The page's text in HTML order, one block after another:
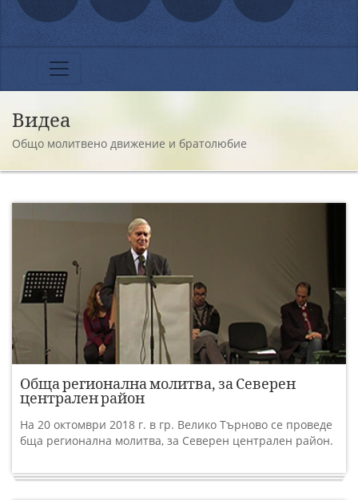
Видеа
Общо молитвено движение и братолюбие
Обща регионална молитва, за Северен
централен район
На 20 октомври 2018 г. в гр. Велико Търново се проведе
бща регионална молитва, за Северен централен район.